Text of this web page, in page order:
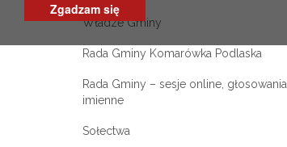
Władze Gminy
Rada Gminy Komarówka Podlaska
Rada Gminy – sesje online, głosowania
imienne
Sołectwa
Zgadzam się